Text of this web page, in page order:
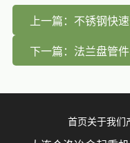
上一篇：不锈钢快
下一篇：法兰盘管件
首页 关于我们